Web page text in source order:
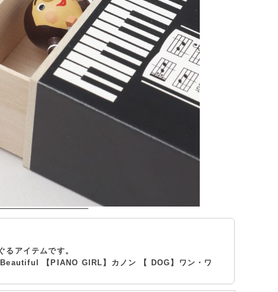
アイテムです。
【PIANO GIRL】カノン 【 DOG】ワン・ワ